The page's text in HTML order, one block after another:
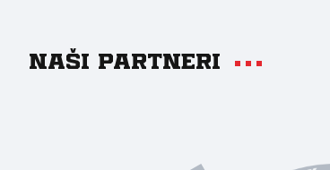
Naši partneri